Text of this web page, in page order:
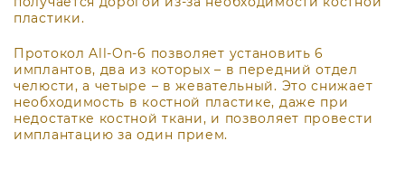
пластики.
Протокол All-On-6 позволяет установить 6
имплантов, два из которых – в передний отдел
челюсти, а четыре – в жевательный. Это снижает
необходимость в костной пластике, даже при
недостатке костной ткани, и позволяет провести
имплантацию за один прием.